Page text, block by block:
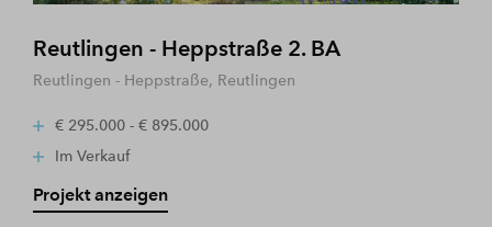
Reutlingen - Heppstraße 2. BA
Reutlingen - Heppstraße, Reutlingen
€ 295.000 - € 895.000
Im Verkauf
Projekt anzeigen